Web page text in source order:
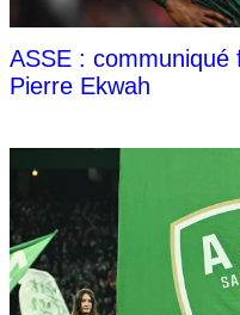
ASSE :
Pierre Ekwah